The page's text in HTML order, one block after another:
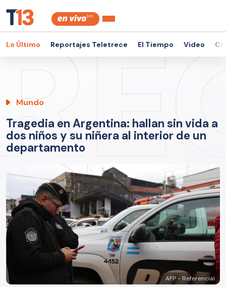
Lo Último Reportajes Teletrece El Tiempo Video
Mundo
Tragedia en Argentina: hallan sin vida a
dos niños y su niñera al interior de un
departamento
AFP - Referencial